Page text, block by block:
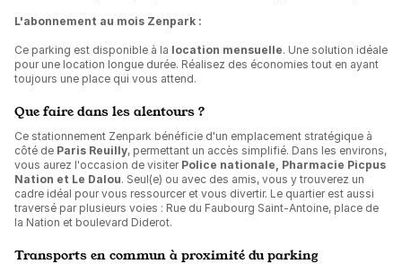
L'abonnement au mois Zenpark :
Ce parking est disponible à la location mensuelle. Une solution idéale
pour une location longue durée. Réalisez des économies tout en ayant
toujours une place qui vous attend.
Que faire dans les alentours ?
Ce stationnement Zenpark bénéficie d'un emplacement stratégique à
côté de Paris Reuilly, permettant un accès simplifié. Dans les environs,
vous aurez l'occasion de visiter Police nationale, Pharmacie Picpus
Nation et Le Dalou. Seul(e) ou avec des amis, vous y trouverez un
cadre idéal pour vous ressourcer et vous divertir. Le quartier est aussi
traversé par plusieurs voies : Rue du Faubourg Saint-Antoine, place de
la Nation et boulevard Diderot.
Transports en commun à proximité du parking